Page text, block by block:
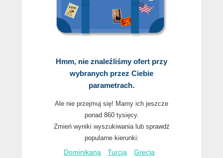
Hmm, nie znaleźliśmy ofert przy
wybranych przez Ciebie
parametrach.
Ale nie przejmuj się! Mamy ich jeszcze
ponad 860 tysięcy.
Zmień wyniki wyszukiwania lub sprawdź
popularne kierunki:
Dominikana
Turcja Grecja